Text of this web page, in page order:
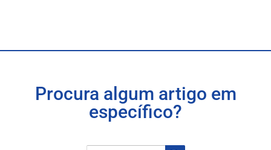
Procura algum artigo em
específico?